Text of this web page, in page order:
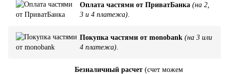
Оплата частями от ПриватБанка (на 2,
3 и 4 платежа)
Покупка частями от monobank (на 3 или
4 платежа)
Безналичный расчет (счет можем